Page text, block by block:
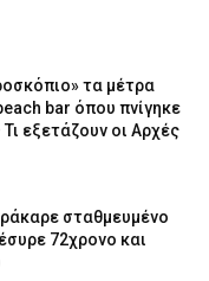
τα μέτρα
bar όπου πνίγηκε
εξετάζουν οι Αρχές
σταθμευμένο
72χρονο και